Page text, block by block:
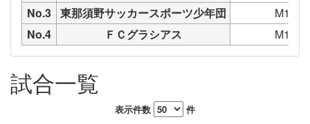
No.3 東那須野サッカースポーツ少年団
No.4
ＦＣグラシアス
試合一覧
表示件数
件